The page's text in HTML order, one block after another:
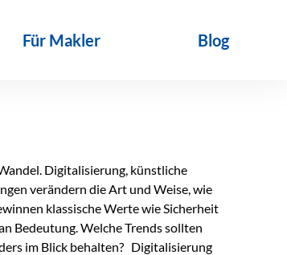
Für Makler Blog
Digitalisierung, künstliche
verändern die Art und Weise, wie
klassische Werte wie Sicherheit
Bedeutung. Welche Trends sollten
im Blick behalten? Digitalisierung